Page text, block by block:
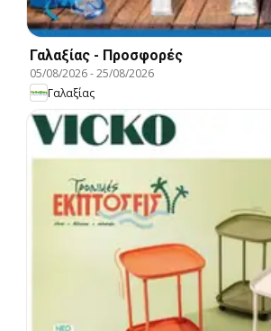
Γαλαξίας - Προσφορές
05/08/2026-25/08/2026
Γαλαξίας